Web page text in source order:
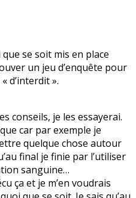
se soit mis en place
un jeu d’enquête pour
d’interdit ».
conseils, je les essayerai.
car par exemple je
quelque chose autour
final je finie par l’utiliser
sanguine…
ça et je m’en voudrais